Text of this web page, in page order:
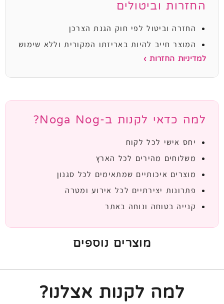
החזרות וביטולים
החזרה וביטול לפי חוק הגנת הצרכן
המוצר חייב להיות באריזתו המקורית וללא שימוש
למדיניות החזרות ›
למה כדאי לקנות ב-Noga Nog?
יחס אישי לכל לקוח
משלוחים מהירים לכל הארץ
מוצרים איכותיים שמתאימים לכל סגנון
פתרונות יצירתיים לכל אירוע ומטרה
קנייה בטוחה ונוחה באתר
מוצרים נוספים
למה לקנות אצלנו?